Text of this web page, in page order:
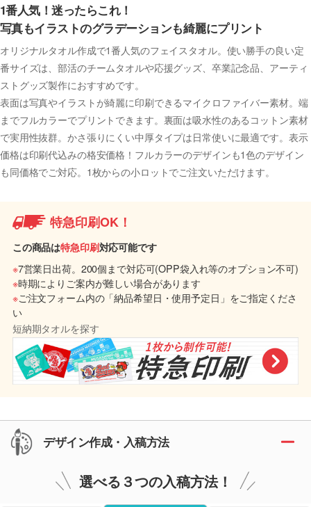
1番人気！迷ったらこれ！
写真もイラストのグラデーションも綺麗にプリント
オリジナルタオル作成で1番人気のフェイスタオル。使い勝手の良い定
番サイズは、部活のチームタオルや応援グッズ、卒業記念品、アーティ
ストグッズ製作におすすめです。
表面は写真やイラストが綺麗に印刷できるマイクロファイバー素材。端
までフルカラーでプリントできます。裏面は吸水性のあるコットン素材
で実用性抜群。かさ張りにくい中厚タイプは日常使いに最適です。表示
価格は印刷代込みの格安価格！フルカラーのデザインも1色のデザイン
も同価格でご対応。1枚からの小ロットでご注文いただけます。
特急印刷OK！
この商品は特急印刷対応可能です
※7営業日出荷。200個まで対応可(OPP袋入れ等のオプション不可)
※時期によりご案内が難しい場合があります
※ご注文フォーム内の「納品希望日・使用予定日」をご指定くださ
い
短納期タオルを探す
デザイン作成・入稿方法
選べる３つの入稿方法！